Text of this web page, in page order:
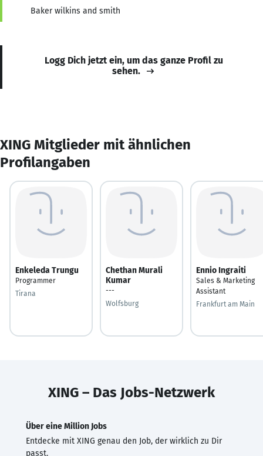
Baker wilkins and smith
Logg Dich jetzt ein, um das ganze Profil zu
sehen.
XING Mitglieder mit ähnlichen
Profilangaben
Enkeleda Trungu
Programmer
Tirana
Chethan Murali
Kumar
---
Wolfsburg
Ennio Ingraiti
Sales & Marketing
Assistant
Frankfurt am Main
XING – Das Jobs-Netzwerk
Über eine Million Jobs
Entdecke mit XING genau den Job, der wirklich zu Dir
passt.